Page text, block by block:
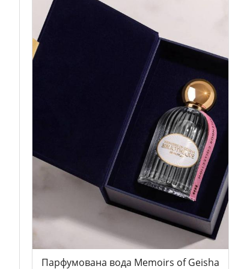
Парфумована вода Memoirs of Geisha